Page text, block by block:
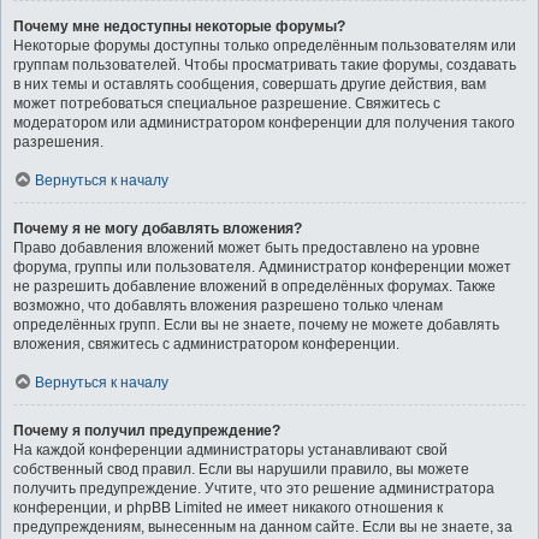
Почему мне недоступны некоторые форумы?
Некоторые форумы доступны только определённым пользователям или
группам пользователей. Чтобы просматривать такие форумы, создавать
в них темы и оставлять сообщения, совершать другие действия, вам
может потребоваться специальное разрешение. Свяжитесь с
модератором или администратором конференции для получения такого
разрешения.
Вернуться к началу
Почему я не могу добавлять вложения?
Право добавления вложений может быть предоставлено на уровне
форума, группы или пользователя. Администратор конференции может
не разрешить добавление вложений в определённых форумах. Также
возможно, что добавлять вложения разрешено только членам
определённых групп. Если вы не знаете, почему не можете добавлять
вложения, свяжитесь с администратором конференции.
Вернуться к началу
Почему я получил предупреждение?
На каждой конференции администраторы устанавливают свой
собственный свод правил. Если вы нарушили правило, вы можете
получить предупреждение. Учтите, что это решение администратора
конференции, и phpBB Limited не имеет никакого отношения к
предупреждениям, вынесенным на данном сайте. Если вы не знаете, за